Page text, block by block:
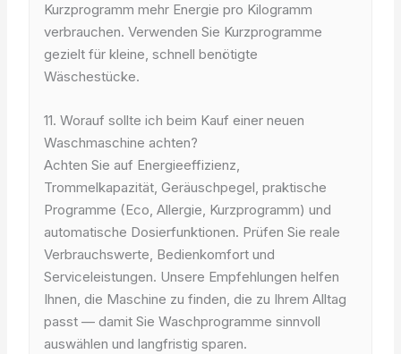
Kurzprogramm mehr Energie pro Kilogramm
verbrauchen. Verwenden Sie Kurzprogramme
gezielt für kleine, schnell benötigte
Wäschestücke.
11. Worauf sollte ich beim Kauf einer neuen
Waschmaschine achten?
Achten Sie auf Energieeffizienz,
Trommelkapazität, Geräuschpegel, praktische
Programme (Eco, Allergie, Kurzprogramm) und
automatische Dosierfunktionen. Prüfen Sie reale
Verbrauchswerte, Bedienkomfort und
Serviceleistungen. Unsere Empfehlungen helfen
Ihnen, die Maschine zu finden, die zu Ihrem Alltag
passt — damit Sie Waschprogramme sinnvoll
auswählen und langfristig sparen.